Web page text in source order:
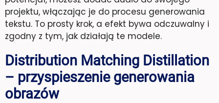
projektu, włączając je do procesu generowania
tekstu. To prosty krok, a efekt bywa odczuwalny i
zgodny z tym, jak działają te modele.
Distribution Matching Distillation
– przyspieszenie generowania
obrazów